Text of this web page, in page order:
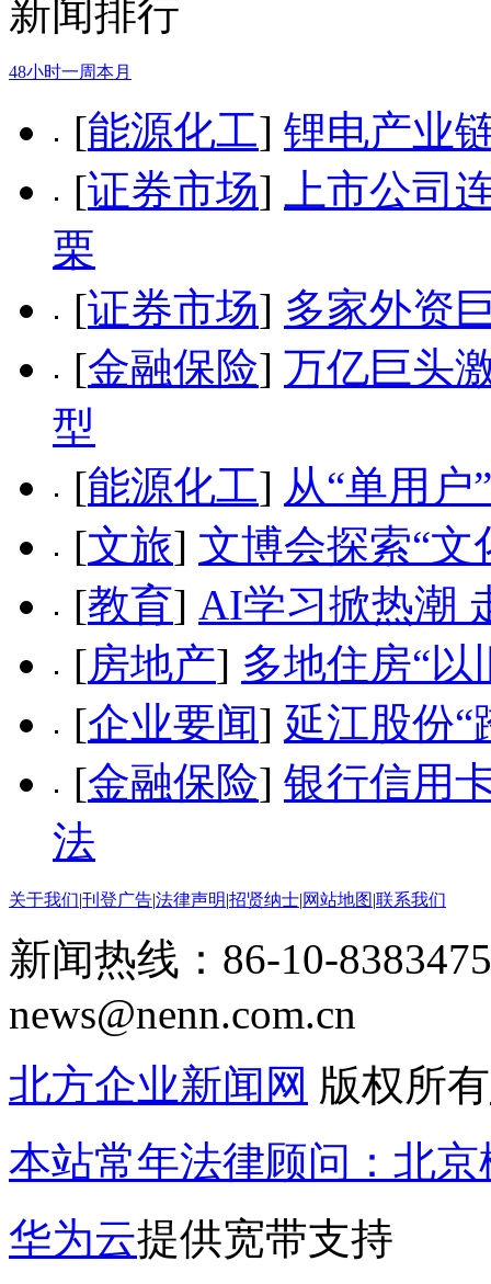
新闻排行
48小时一周本月
[能源化工] 锂电产业
[证券市场]
上市公司
栗
[证券市场] 多家外资
[金融保险] 万亿巨头
型
[能源化工] 从“单用户
[文旅] 文博会探索“文
[教育] AI学习掀热潮
[房地产] 多地住房“
[企业要闻] 延江股份“
[金融保险] 银行信用
法
关于我们|刊登广告|法律声明|招贤纳士|网站地图|联系我们
新闻热线：86-10-
news@nenn.com.cn
北方企业新闻网 版权所有
本站常年法律顾问：北
华为云提供宽带支持